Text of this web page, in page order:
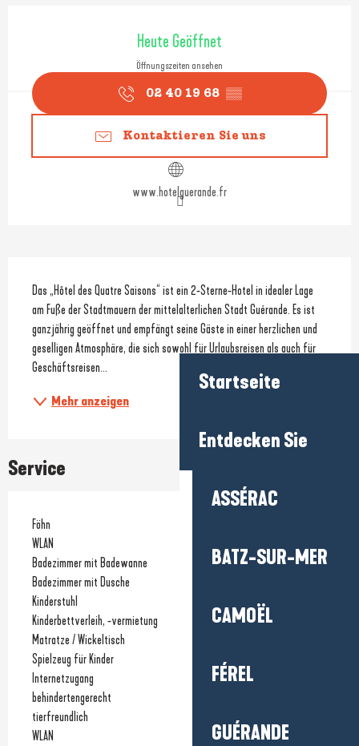
Startseite
Entdecken Sie
ASSÉRAC
BATZ-SUR-MER
CAMOËL
FÉREL
GUÉRANDE
Öffnungszeiten & Kontaktdaten
Heute Geöffnet
Öffnungszeiten ansehen
02 40 19 68 ▒▒
Kontaktieren Sie uns
www.hotelguerande.fr
Beschreibung
Das „Hôtel des Quatre Saisons“ ist ein 2-Sterne-Hotel in idealer Lage
am Fuße der Stadtmauern der mittelalterlichen Stadt Guérande. Es ist
ganzjährig geöffnet und empfängt seine Gäste in einer herzlichen und
geselligen Atmosphäre, die sich sowohl für Urlaubsreisen als auch für
Geschäftsreisen...
Mehr anzeigen
Service
Föhn
WLAN
Badezimmer mit Badewanne
Badezimmer mit Dusche
Kinderstuhl
Kinderbettverleih, -vermietung
Matratze / Wickeltisch
Spielzeug für Kinder
Internetzugang
behindertengerecht
tierfreundlich
WLAN